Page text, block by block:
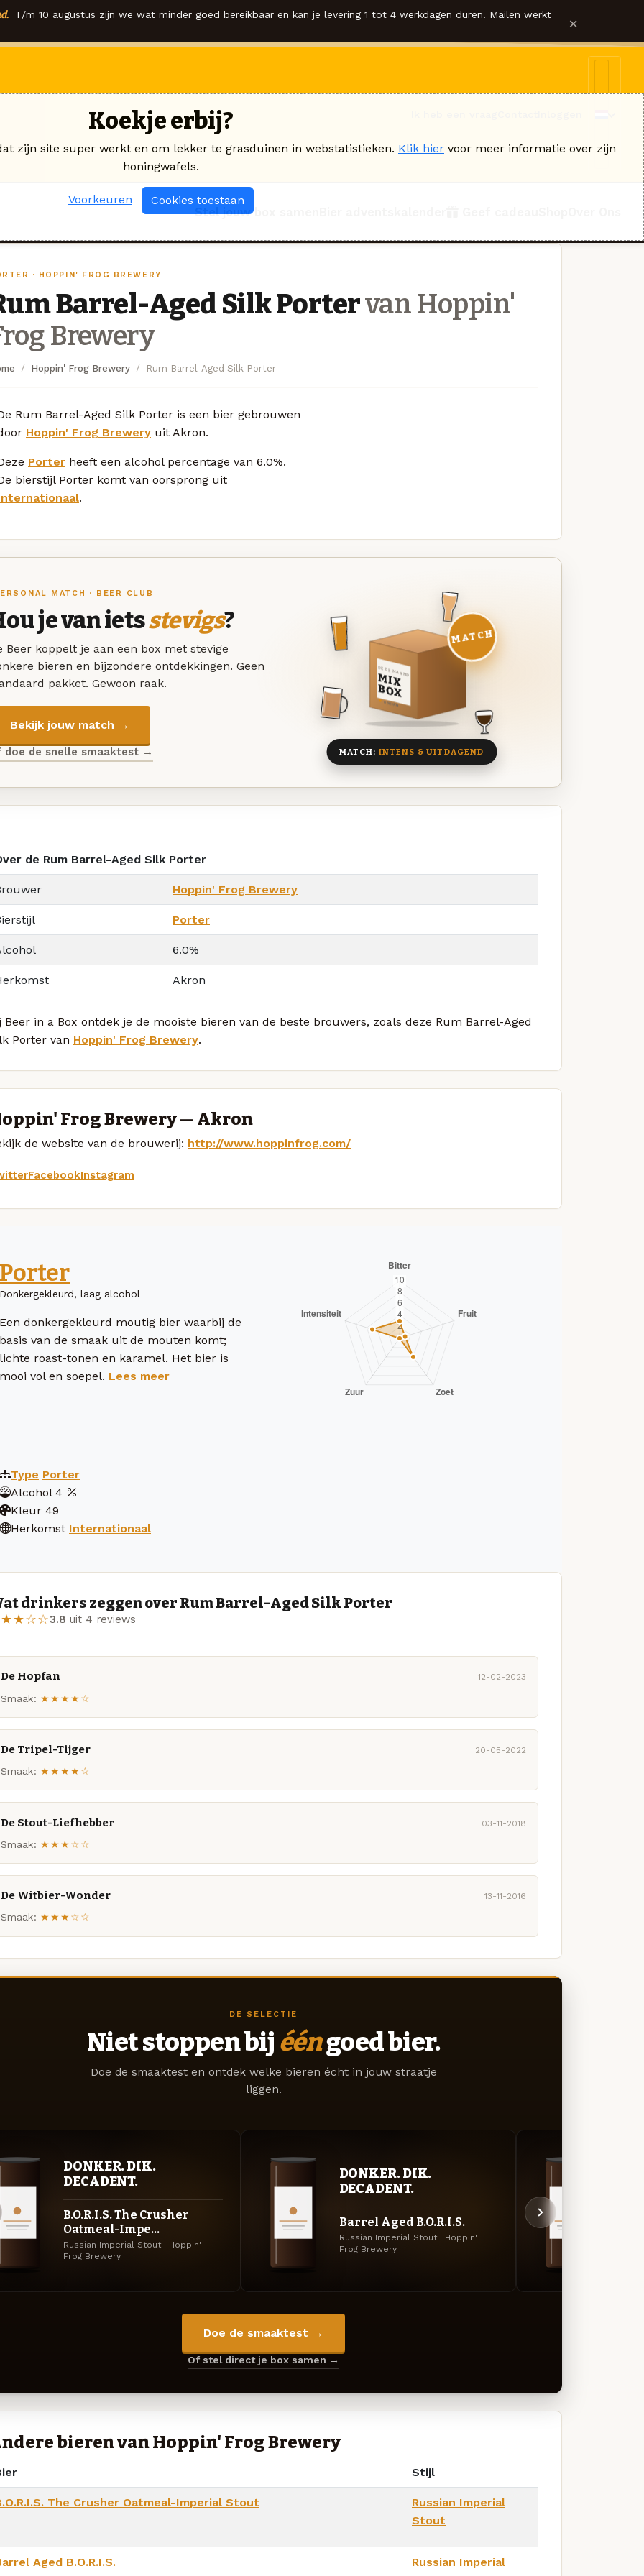
T/m 10 augustus zijn we wat minder goed bereikbaar en kan je levering 1 tot 4 werkdagen duren. Mailen werkt ×
Stel jouw box samen
· HOPPIN' FROG BREWERY
Barrel-Aged Silk Portervan Hoppin'
Brewery
Hoppin' Frog Brewery Rum Barrel-Aged Silk Porter
Rum Barrel-Aged Silk Porter is een bier gebrouwen
Hoppin' Frog Brewery uit Akron.
Porter heeft een alcohol percentage van 6.0%.
bierstijl Porter komt van oorsprong uit
.
MATCH · BEER CLUB
je van ietsstevigs?
Beer koppelt je aan een box met stevige
bieren en bijzondere ontdekkingen. Geen
pakket. Gewoon raak.
Bekijk jouw match →
doe de snelle smaaktest →
DEZE MAAND
MIX
BOX
8 BIEREN
MATCH
MATCH: INTENS & UITDAGEND
de Rum Barrel-Aged Silk Porter
Hoppin' Frog Brewery
Porter
6.0%
Akron
Beer in a Box ontdek je de mooiste bieren van de beste brouwers, zoals deze Rum Barrel-Aged
Porter van Hoppin' Frog Brewery.
Frog Brewery — Akron
de website van de brouwerij: http://www.hoppinfrog.com/
FacebookInstagram
Porter
Donkergekleurd, laag alcohol
Een donkergekleurd moutig bier waarbij de
basis van de smaak uit de mouten komt;
lichte roast-tonen en karamel. Het bier is
mooi vol en soepel. Lees meer
Type Porter
Alcohol 4
Kleur 49
Herkomst Internationaal
drinkers zeggen over Rum Barrel-Aged Silk Porter
3.8 uit 4 reviews
De Hopfan 12-02-2023
Smaak: ★★★★☆
De Tripel-Tijger 20-05-2022
Smaak: ★★★★☆
De Stout-Liefhebber 03-11-2018
Smaak: ★★★☆☆
De Witbier-Wonder 13-11-2016
Smaak: ★★★☆☆
DE SELECTIE
Niet stoppen bij ééngoed bier.
Doe de smaaktest en ontdek welke bieren écht in jouw straatje
liggen.
DONKER. DIK.
DECADENT.
B.O.R.I.S. The Crusher
Oatmeal-Impe...
Russian Imperial Stout · Hoppin'
Frog Brewery
DONKER. DIK.
DECADENT.
Barrel Aged B.O.R.I.S.
Russian Imperial Stout · Hoppin'
Frog Brewery
Doe de smaaktest →
Of stel direct je box samen →
bieren van Hoppin' Frog Brewery
Stijl
The Crusher Oatmeal-Imperial Stout
Russian Imperial
Stout
Aged B.O.R.I.S.
Russian Imperial
Koekje erbij?
zijn site super werkt en om lekker te grasduinen in webstatistieken. Klik hier voor meer informatie over zijn
honingwafels.
Voorkeuren Cookies toestaan